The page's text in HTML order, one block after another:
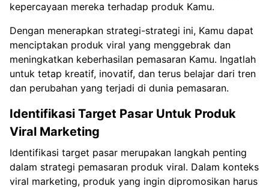
kepercayaan mereka terhadap produk Kamu.
Dengan menerapkan strategi-strategi ini, Kamu dapat
menciptakan produk viral yang menggebrak dan
meningkatkan keberhasilan pemasaran Kamu. Ingatlah
untuk tetap kreatif, inovatif, dan terus belajar dari tren
dan perubahan yang terjadi di dunia pemasaran.
Identifikasi Target Pasar Untuk Produk
Viral Marketing
Identifikasi target pasar merupakan langkah penting
dalam strategi pemasaran produk viral. Dalam konteks
viral marketing, produk yang ingin dipromosikan harus